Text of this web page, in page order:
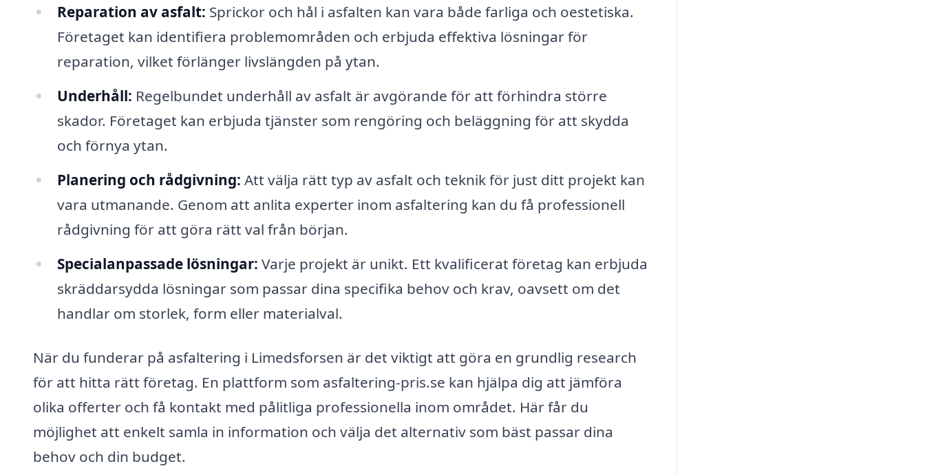
Reparation av asfalt: Sprickor och hål i asfalten kan vara både farliga och oestetiska.
Företaget kan identifiera problemområden och erbjuda effektiva lösningar för
reparation, vilket förlänger livslängden på ytan.
Underhåll: Regelbundet underhåll av asfalt är avgörande för att förhindra större
skador. Företaget kan erbjuda tjänster som rengöring och beläggning för att skydda
och förnya ytan.
Planering och rådgivning: Att välja rätt typ av asfalt och teknik för just ditt projekt kan
vara utmanande. Genom att anlita experter inom asfaltering kan du få professionell
rådgivning för att göra rätt val från början.
Specialanpassade lösningar: Varje projekt är unikt. Ett kvalificerat företag kan erbjuda
skräddarsydda lösningar som passar dina specifika behov och krav, oavsett om det
handlar om storlek, form eller materialval.
När du funderar på asfaltering i Limedsforsen är det viktigt att göra en grundlig research
för att hitta rätt företag. En plattform som asfaltering-pris.se kan hjälpa dig att jämföra
olika offerter och få kontakt med pålitliga professionella inom området. Här får du
möjlighet att enkelt samla in information och välja det alternativ som bäst passar dina
behov och din budget.